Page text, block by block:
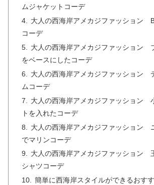
ムジャケットコーデ
大人の西海岸アメカジファッション
コーデ
大人の西海岸アメカジファッション
をベースにしたコーデ
大人の西海岸アメカジファッション
ムコーデ
大人の西海岸アメカジファッション
トを入れたコーデ
大人の西海岸アメカジファッション
でマリンコーデ
大人の西海岸アメカジファッション
シャツコーデ
簡単に西海岸スタイルができるおす